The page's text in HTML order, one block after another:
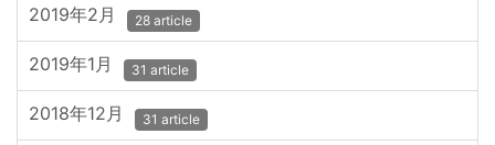
2019年2月 28 article
2019年1月 31 article
2018年12月 31 article